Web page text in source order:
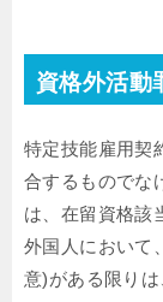
資格外活動
特定技能雇用契
合するものでな
は、在留資格該
外国人において
意)がある限りは